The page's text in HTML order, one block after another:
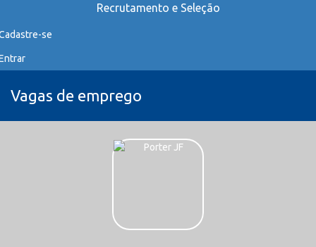
Recrutamento e Seleção
se
Vagas de emprego